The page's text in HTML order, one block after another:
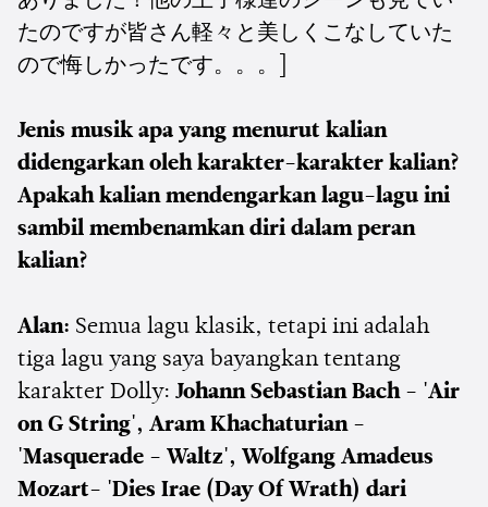
たのですが皆さん軽々と美しくこなしていた
ので悔しかったです。。。]
Jenis musik apa yang menurut kalian
didengarkan oleh karakter-karakter kalian?
Apakah kalian mendengarkan lagu-lagu ini
sambil membenamkan diri dalam peran
kalian?
Alan: Semua lagu klasik, tetapi ini adalah
tiga lagu yang saya bayangkan tentang
karakter Dolly: Johann Sebastian Bach - 'Air
on G String', Aram Khachaturian -
'Masquerade - Waltz', Wolfgang Amadeus
Mozart- 'Dies Irae (Day Of Wrath) dari